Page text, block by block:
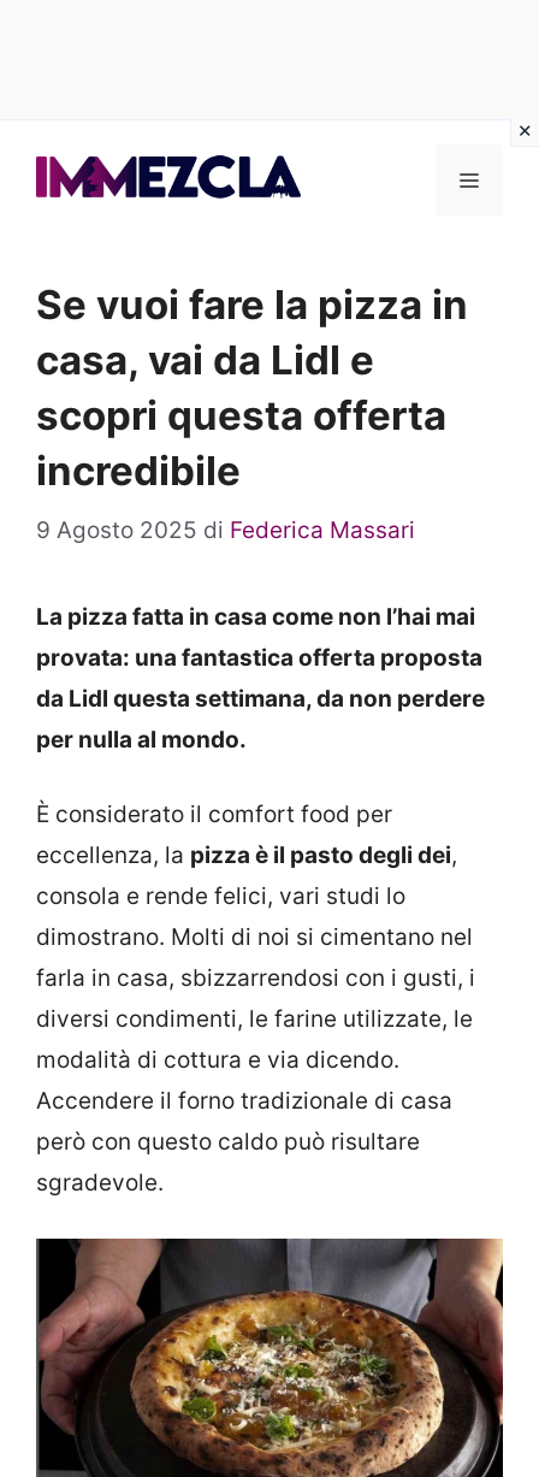
Menu
Se vuoi fare la pizza in
casa, vai da Lidl e
scopri questa offerta
incredibile
9 Agosto 2025 di Federica Massari
La pizza fatta in casa come non l’hai mai
provata: una fantastica offerta proposta
da Lidl questa settimana, da non perdere
per nulla al mondo.
È considerato il comfort food per
eccellenza, la pizza è il pasto degli dei,
consola e rende felici, vari studi lo
dimostrano. Molti di noi si cimentano nel
farla in casa, sbizzarrendosi con i gusti, i
diversi condimenti, le farine utilizzate, le
modalità di cottura e via dicendo.
Accendere il forno tradizionale di casa
però con questo caldo può risultare
sgradevole.